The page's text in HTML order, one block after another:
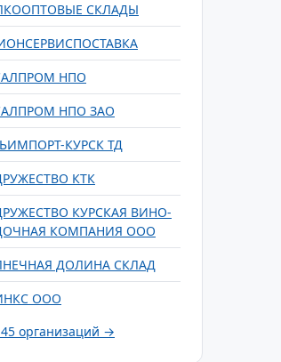
СКЛАДЫ
НПО
НПО ЗАО
КУРСК ТД
КТК
КУРСКАЯ ВИНО-
КОМПАНИЯ ООО
ДОЛИНА СКЛАД
ООО
организаций →